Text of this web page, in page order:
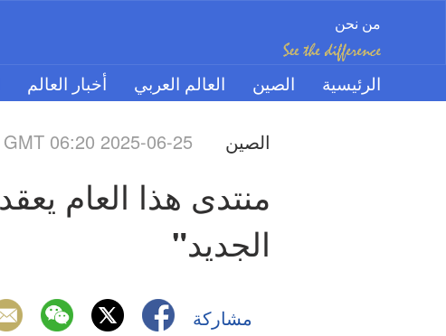
من نحن
الرئيسية الصين العالم العربي أخبار العالم
الصين GMT 06:20 2025-06-25
الجديد"
مشاركة